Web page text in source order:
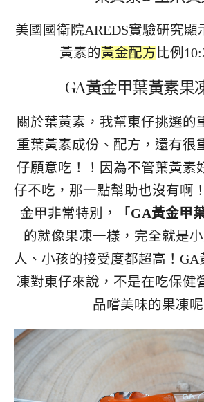
美國國衛院AREDS實驗研究顯
黃素的黃金配方比例
GA黃金甲葉黃素果
關於葉黃素，我幫東仔挑選的
重葉黃素成份、配方，還有很
仔願意吃！！因為不管葉黃素
仔不吃，那一點幫助也沒有啊！
金甲非常特別，「 GA黃金甲
的就像果凍一樣，完全就是
人、小孩的接受度都超高！
凍對東仔來說，不是在吃保健
品嚐美味的果凍呢